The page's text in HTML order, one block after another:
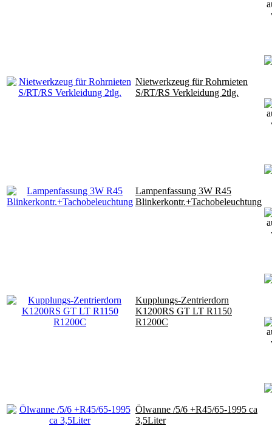
Nietwerkzeug für Rohrnieten
S/RT/RS Verkleidung 2tlg.
Lampenfassung 3W R45
Blinkerkontr.+Tachobeleuchtung
Kupplungs-Zentrierdorn
K1200RS GT LT R1150
R1200C
Ölwanne /5/6 +R45/65-1995 ca
3,5Liter